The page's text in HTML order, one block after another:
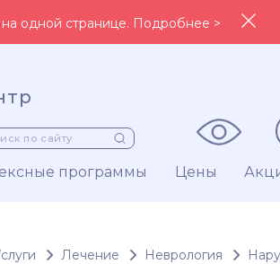
одной странице. Подробнее >
программы Цены
Лечение Неврология